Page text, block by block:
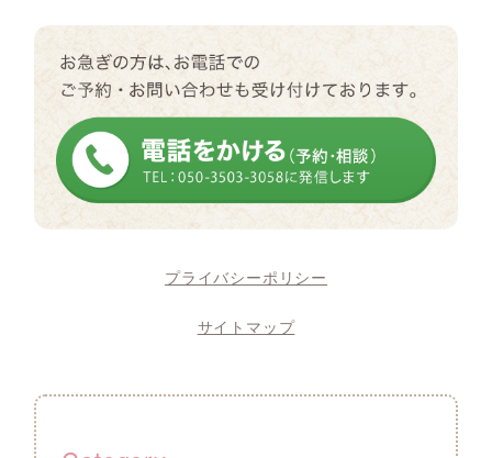
プライバシーポリシー
サイトマップ